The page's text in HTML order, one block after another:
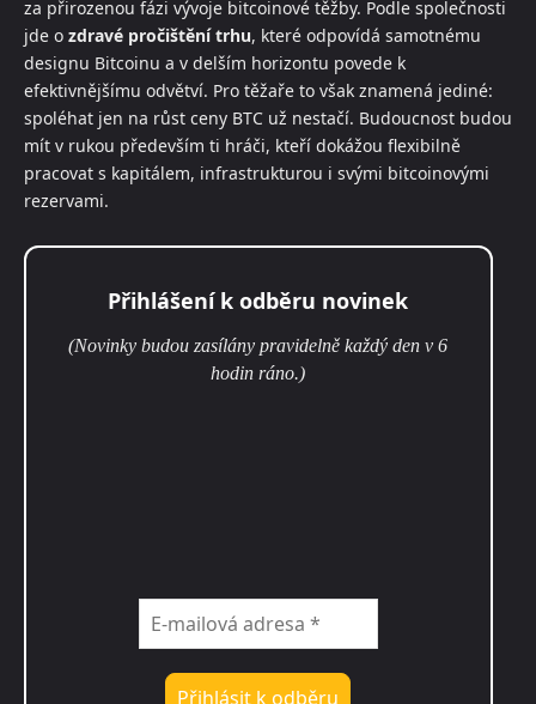
za přirozenou fázi vývoje bitcoinové těžby. Podle společnosti
jde o zdravé pročištění trhu, které odpovídá samotnému
designu Bitcoinu a v delším horizontu povede k
efektivnějšímu odvětví. Pro těžaře to však znamená jediné:
spoléhat jen na růst ceny BTC už nestačí. Budoucnost budou
mít v rukou především ti hráči, kteří dokážou flexibilně
pracovat s kapitálem, infrastrukturou i svými bitcoinovými
rezervami.
Přihlášení k odběru novinek
(Novinky budou zasílány pravidelně každý den v 6
hodin ráno.)